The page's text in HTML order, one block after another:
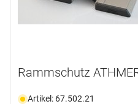
Rammschutz
Artikel: 67.502.21